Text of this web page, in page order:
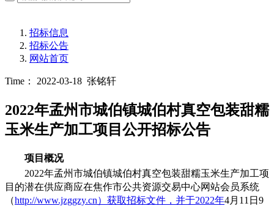
招标信息
招标公告
网站首页
Time： 2022-03-18 张铭轩
2022年孟州市城伯镇城伯村真空包装甜糯
玉米生产加工项目公开招标公告
项目概况
2022年孟州市城伯镇城伯村真空包装甜糯玉米生产加工项
目 的潜在供应商应在焦作市公共资源交易中心网站会员系统
（http://www.jzggzy.cn）获取招标文件，并于2022年4月 11 日 9